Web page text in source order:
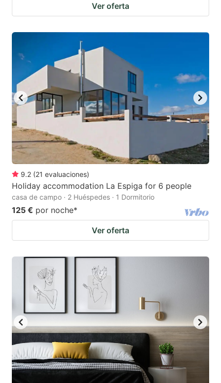
Ver oferta
9.2 (21 evaluaciones)
Holiday accommodation La Espiga for 6 people
casa de campo · 2 Huéspedes · 1 Dormitorio
125 € por noche*
Ver oferta